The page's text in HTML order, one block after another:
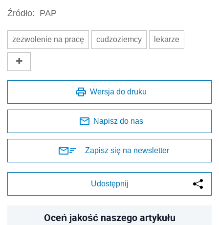
Źródło: PAP
zezwolenie na pracę cudzoziemcy lekarze
Wersja do druku
Napisz do nas
Zapisz się na newsletter
Udostępnij
Oceń jakość naszego artykułu